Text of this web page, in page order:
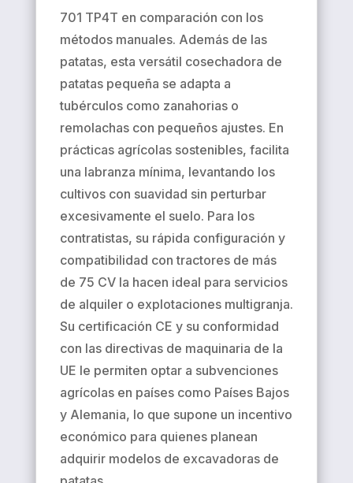
701 TP4T en comparación con los
métodos manuales. Además de las
patatas, esta versátil cosechadora de
patatas pequeña se adapta a
tubérculos como zanahorias o
remolachas con pequeños ajustes. En
prácticas agrícolas sostenibles, facilita
una labranza mínima, levantando los
cultivos con suavidad sin perturbar
excesivamente el suelo. Para los
contratistas, su rápida configuración y
compatibilidad con tractores de más
de 75 CV la hacen ideal para servicios
de alquiler o explotaciones multigranja.
Su certificación CE y su conformidad
con las directivas de maquinaria de la
UE le permiten optar a subvenciones
agrícolas en países como Países Bajos
y Alemania, lo que supone un incentivo
económico para quienes planean
adquirir modelos de excavadoras de